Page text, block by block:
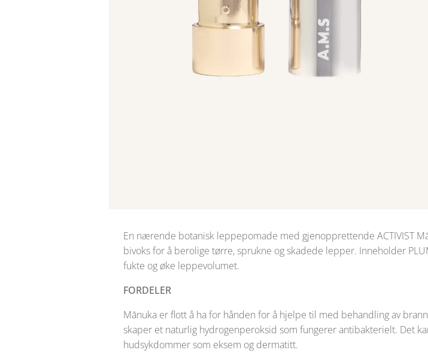
En nærende botanisk leppepomade med gjenopprettende ACTIVIST
bivoks for å berolige tørre, sprukne og skadede lepper. Inneholder
fukte og øke leppevolumet.
FORDELER
Mānuka er flott å ha for hånden for å hjelpe til med behandling av
skaper et naturlig hydrogenperoksid som fungerer antibakterielt. Det
hudsykdommer som eksem og dermatitt.